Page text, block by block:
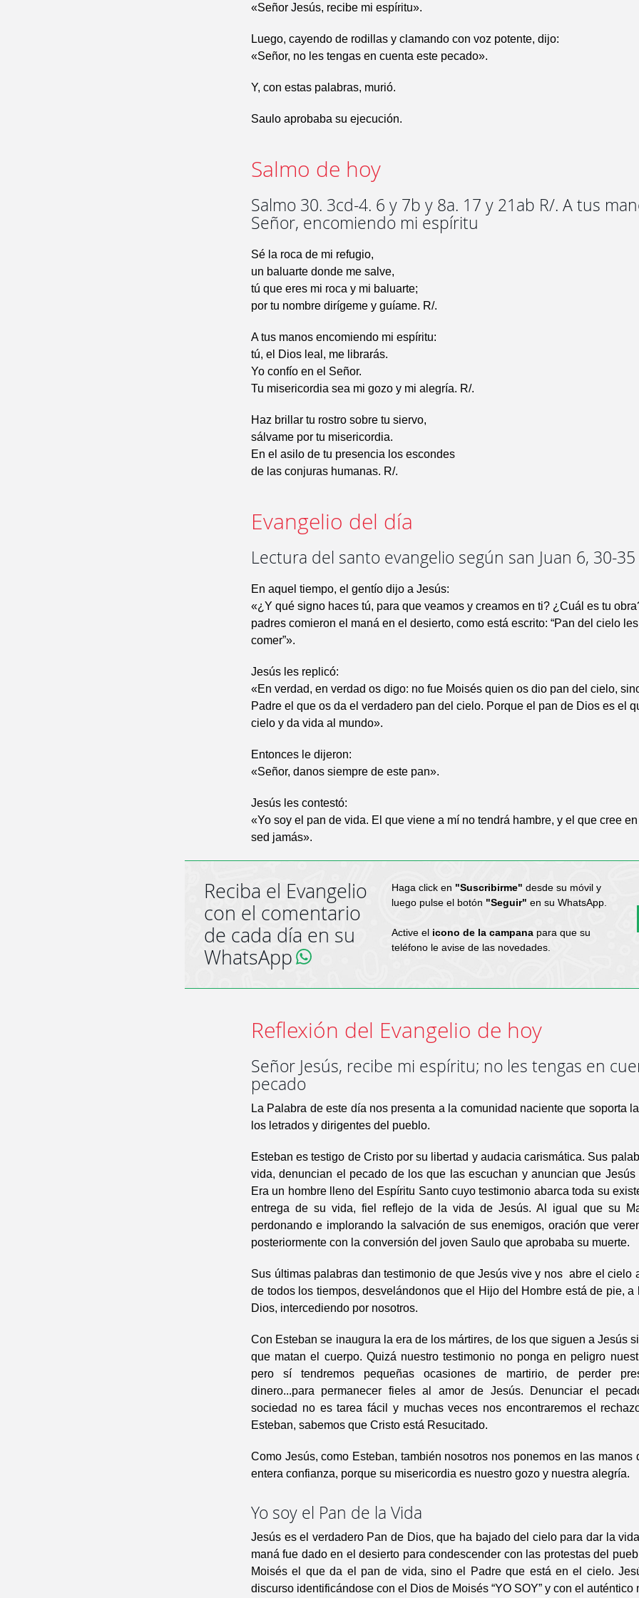
«Señor Jesús, recibe mi espíritu».
Luego, cayendo de rodillas y clamando con voz potente, dijo:
«Señor, no les tengas en cuenta este pecado».
Y, con estas palabras, murió.
Saulo aprobaba su ejecución.
Salmo de hoy
Salmo 30. 3cd-4. 6 y 7b y 8a. 17 y 21ab R/. A tus
Señor, encomiendo mi espíritu
Sé la roca de mi refugio,
un baluarte donde me salve,
tú que eres mi roca y mi baluarte;
por tu nombre dirígeme y guíame. R/.
A tus manos encomiendo mi espíritu:
tú, el Dios leal, me librarás.
Yo confío en el Señor.
Tu misericordia sea mi gozo y mi alegría. R/.
Haz brillar tu rostro sobre tu siervo,
sálvame por tu misericordia.
En el asilo de tu presencia los escondes
de las conjuras humanas. R/.
Evangelio del día
Lectura del santo evangelio según san Juan 6, 30-35
En aquel tiempo, el gentío dijo a Jesús:
«¿Y qué signo haces tú, para que veamos y creamos en ti? ¿Cuál es tu
padres comieron el maná en el desierto, como está escrito: “Pan del cielo
comer”».
Jesús les replicó:
«En verdad, en verdad os digo: no fue Moisés quien os dio pan del cielo,
Padre el que os da el verdadero pan del cielo. Porque el pan de Dios es el
cielo y da vida al mundo».
Entonces le dijeron:
«Señor, danos siempre de este pan».
Jesús les contestó:
«Yo soy el pan de vida. El que viene a mí no tendrá hambre, y el que cree
sed jamás».
Reciba el Evangelio
con el comentario
de cada día en su
WhatsApp
Haga click en "Suscribirme" desde su móvil y
luego pulse el botón "Seguir" en su WhatsApp.
Active el icono de la campanapara que su
teléfono le avise de las novedades.
Reflexión del Evangelio de hoy
Señor Jesús, recibe mi espíritu; no les tengas en
pecado
La Palabra de este día nos presenta a la comunidad naciente que soporta
los letrados y dirigentes del pueblo.
Esteban es testigo de Cristo por su libertad y audacia carismática. Sus
vida, denuncian el pecado de los que las escuchan y anuncian que Jesús
Era un hombre lleno del Espíritu Santo cuyo testimonio abarca toda su
entrega de su vida, fiel reflejo de la vida de Jesús. Al igual que su
perdonando e implorando la salvación de sus enemigos, oración que
posteriormente con la conversión del joven Saulo que aprobaba su muerte.
Sus últimas palabras dan testimonio de que Jesús vive y nos abre el cielo
de todos los tiempos, desvelándonos que el Hijo del Hombre está de pie, a
Dios, intercediendo por nosotros.
Con Esteban se inaugura la era de los mártires, de los que siguen a Jesús
que matan el cuerpo. Quizá nuestro testimonio no ponga en peligro
pero sí tendremos pequeñas ocasiones de martirio, de perder
dinero...para permanecer fieles al amor de Jesús. Denunciar el
sociedad no es tarea fácil y muchas veces nos encontraremos el
Esteban, sabemos que Cristo está Resucitado.
Como Jesús, como Esteban, también nosotros nos ponemos en las manos
entera confianza, porque su misericordia es nuestro gozo y nuestra alegría.
Yo soy el Pan de la Vida
Jesús es el verdadero Pan de Dios, que ha bajado del cielo para dar la
maná fue dado en el desierto para condescender con las protestas del
Moisés el que da el pan de vida, sino el Padre que está en el cielo.
discurso identificándose con el Dios de Moisés “YO SOY” y con el auténtico